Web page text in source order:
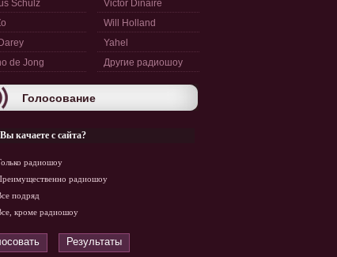
Schulz
de Jong
Victor Dinaire
Will Holland
Yahel
Другие радиошоу
Голосование
качаете с сайта?
радиошоу
радиошоу
подряд
кроме радиошоу
Результаты